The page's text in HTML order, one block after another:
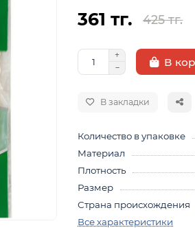
361 тг. 425 тг.
В
В закладки
Количество в упаковке
Материал
Плотность
Размер
Страна происхождения
Все характеристики